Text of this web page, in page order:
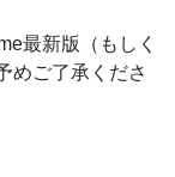
最新版（もしく
めご了承くださ